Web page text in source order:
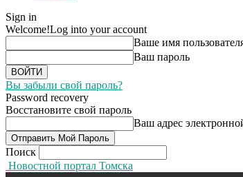
Sign in
Welcome!Log into your account
Ваше имя
Ваш пароль
Вы забыли свой пароль?
Password recovery
Восстановите свой пароль
Ваш адрес
Поиск
Новостной портал Томска